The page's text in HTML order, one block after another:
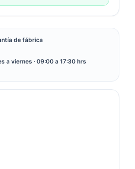
de fábrica
a viernes · 09:00 a 17:30 hrs